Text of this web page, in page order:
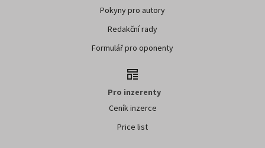
Pokyny pro autory
Redakční rady
Formulář pro oponenty
Pro inzerenty
Ceník inzerce
Price list